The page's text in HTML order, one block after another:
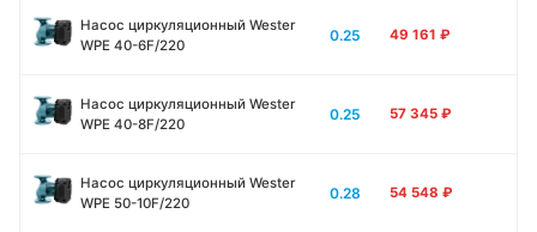
Насос циркуляционный Wester
WPE 40-6F/220
0.25 49 161 ₽
Насос циркуляционный Wester
WPE 40-8F/220
0.25 57 345 ₽
Насос циркуляционный Wester
WPE 50-10F/220
0.28 54 548 ₽